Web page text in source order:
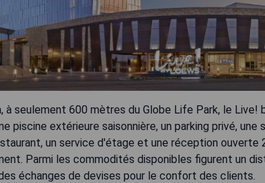
à seulement 600 mètres du Globe Life Park, le
piscine extérieure saisonnière, un parking privé,
un service d'étage et une réception ouverte
Parmi les commodités disponibles figurent un
échanges de devises pour le confort des clients.